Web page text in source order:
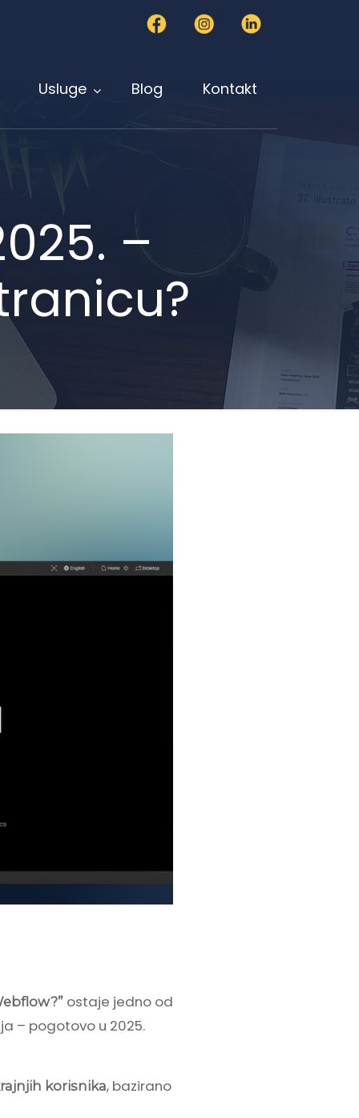
Usluge Blog Kontakt
–
ostaje jedno od
– pogotovo u 2025.
korisnika, bazirano